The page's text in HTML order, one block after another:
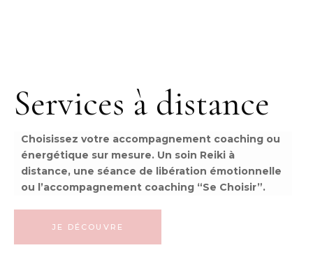
Services à distance
Choisissez votre accompagnement coaching ou
énergétique sur mesure. Un soin Reiki à
distance, une séance de libération émotionnelle
ou l’accompagnement coaching “Se Choisir”.
JE DÉCOUVRE